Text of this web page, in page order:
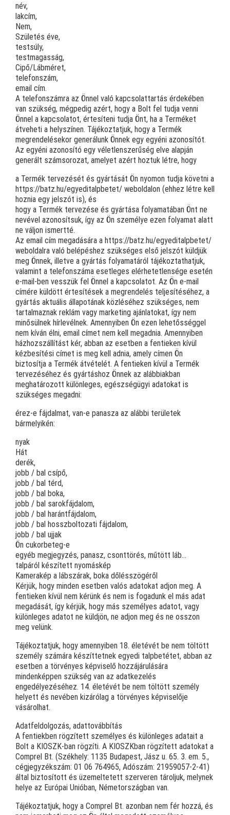
név,
lakcím,
Nem,
Születés éve,
testsúly,
testmagasság,
Cipő/Lábméret,
telefonszám,
email cím.
A telefonszámra az Önnel való kapcsolattartás érdekében
van szükség, mégpedig azért, hogy a Bolt fel tudja venni
Önnel a kapcsolatot, értesíteni tudja Önt, ha a Terméket
átveheti a helyszínen. Tájékoztatjuk, hogy a Termék
megrendelésekor generálunk Önnek egy egyéni azonosítót.
Az egyéni azonosító egy véletlenszerűség elve alapján
generált számsorozat, amelyet azért hoztuk létre, hogy
a Termék tervezését és gyártását Ön nyomon tudja követni a
https://batz.hu/egyeditalpbetet/ weboldalon (ehhez létre kell
hoznia egy jelszót is), és
hogy a Termék tervezése és gyártása folyamatában Önt ne
nevével azonosítsuk, így az Ön személye ezen folyamat alatt
ne váljon ismertté.
Az email cím megadására a https://batz.hu/egyeditalpbetet/
weboldalra való belépéshez szükséges első jelszót küldjük
meg Önnek, illetve a gyártás folyamatáról tájékoztathatjuk,
valamint a telefonszáma esetleges elérhetetlensége esetén
e-mail-ben vesszük fel Önnel a kapcsolatot. Az Ön e-mail
címére küldött értesítések a megrendelés teljesítéséhez, a
gyártás aktuális állapotának közléséhez szükséges, nem
tartalmaznak reklám vagy marketing ajánlatokat, így nem
minősülnek hírlevélnek. Amennyiben Ön ezen lehetősséggel
nem kíván élni, email címet nem kell megadnia. Amennyiben
házhozszállítást kér, abban az esetben a fentieken kívül
kézbesítési címet is meg kell adnia, amely címen Ön
biztosítja a Termék átvételét. A fentieken kívül a Termék
tervezéséhez és gyártáshoz Önnek az alábbiakban
meghatározott különleges, egészségügyi adatokat is
szükséges megadni:
érez-e fájdalmat, van-e panasza az alábbi területek
bármelyikén:
nyak
Hát
derék,
jobb / bal csípő,
jobb / bal térd,
jobb / bal boka,
jobb / bal sarokfájdalom,
jobb / bal harántfájdalom,
jobb / bal hosszboltozati fájdalom,
jobb / bal ujjak
Ön cukorbeteg-e
egyéb megjegyzés, panasz, csonttörés, műtött láb…
talpáról készített nyomáskép
Kamerakép a lábszárak, boka dőlésszögéről
Kérjük, hogy minden esetben valós adatokat adjon meg. A
fentieken kívül nem kérünk és nem is fogadunk el más adat
megadását, így kérjük, hogy más személyes adatot, vagy
különleges adatot ne küldjön, ne adjon meg és ne osszon
meg velünk.
Tájékoztatjuk, hogy amennyiben 18. életévét be nem töltött
személy számára készíttetnek egyedi talpbetétet, abban az
esetben a törvényes képviselő hozzájárulására
mindenképpen szükség van az adatkezelés
engedélyezéséhez. 14. életévét be nem töltött személy
helyett és nevében kizárólag a törvényes képviselője
vásárolhat.
Adatfeldolgozás, adattovábbítás
A fentiekben rögzített személyes és különleges adatait a
Bolt a KIOSZK-ban rögzíti. A KIOSZKban rögzített adatokat a
Comprel Bt. (Székhely: 1135 Budapest, Jász u. 65. 3. em. 5.,
cégjegyzékszám: 01 06 764965, Adószám: 21959057-2-41)
által biztosított és üzemeltetett szerveren tároljuk, melynek
helye az Európai Unióban, Németországban van.
Tájékoztatjuk, hogy a Comprel Bt. azonban nem fér hozzá, és